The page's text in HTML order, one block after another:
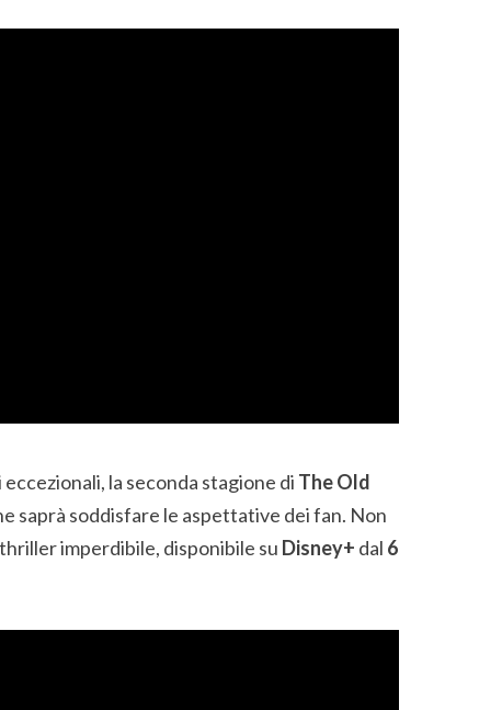
la seconda stagione di The Old
saprà soddisfare le aspettative dei fan. Non
imperdibile, disponibile su Disney+ dal 6